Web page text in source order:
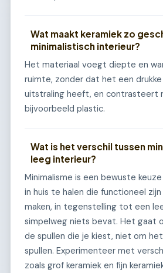
Wat maakt keramiek zo
minimalistisch interieur?
Het materiaal voegt diepte en
ruimte, zonder dat het een
uitstraling heeft, en contrasteert
bijvoorbeeld plastic.
Wat is het verschil tussen
leeg interieur?
Minimalisme is een bewuste
in huis te halen die functioneel
maken, in tegenstelling tot een
simpelweg niets bevat. Het gaat
de spullen die je kiest, niet om
spullen. Experimenteer met
zoals grof keramiek en fijn